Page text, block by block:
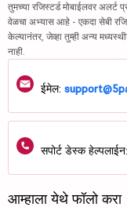
तुमच्या रजिस्टर्ड मोबाईलवर अलर्ट
वेळचा अभ्यास आहे - एकदा सेबी
केल्यानंतर, जेव्हा तुम्ही अन्य
नाही.
ईमेल:
सपोर्ट डेस्क हेल्पलाईन:
आम्हाला येथे फॉलो करा